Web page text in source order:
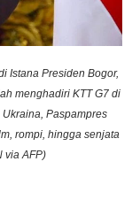
Istana Presiden Bogor,
menghadiri KTT G7 di
Paspampres
rompi, hingga senjata
via AFP)